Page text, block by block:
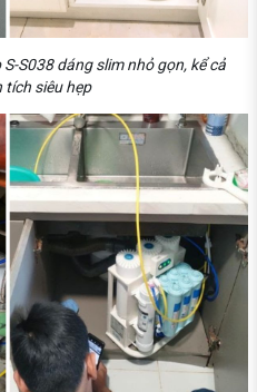
S038 dáng slim nhỏ gọn, kể cả
tích siêu hẹp